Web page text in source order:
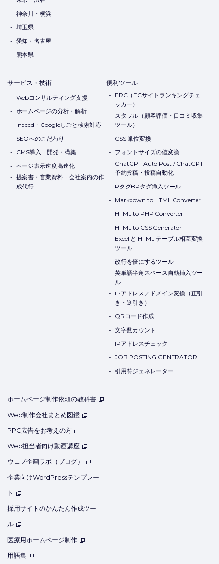
神奈川・横浜
埼玉県
愛知・名古屋
熊本県
サービス・技術
Webコンサルティング支援
ホームページの分析・解析
Indeed・Googleしごと検索対応
SEOへのこだわり
CMS導入・開発・構築
ページ表示速度高速化
提案書・営業資料・会社案内の作
成代行
便利ツール
ERC（ECサイトランキングチェ
ッカー）
スタフル（顧客評価・口コミ収集
ツール）
CSS 単位変換
フォントサイズの値変換
ChatGPT Auto Post / ChatGPT
予約投稿・投稿自動化
PタグBRタグ挿入ツール
Markdown to HTML Converter
HTML to PHP Converter
HTML to CSS Generator
Excel と HTML テーブル相互変換
ツール
改行を倍にするツール
英単語半角スペース自動挿入ツー
ル
IPアドレス／ドメイン変換（正引
き・逆引き）
QRコード作成
文字数カウント
IPアドレスチェック
JOB POSTING GENERATOR
引用符ジェネレーター
ホームページ制作依頼の教科書
Web制作会社まとめ図鑑
PPC広告をお考えの方
Web担当者向け動画講座
ウェブ企画ラボ（ブログ）
企業向けWordPressテンプレー
ト
採用サイトのかんたん作成ツー
ル
医療用ホームページ制作
用語集